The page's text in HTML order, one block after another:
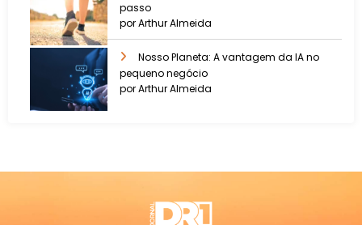
passo
por Arthur Almeida
Nosso Planeta: A vantagem da IA no
pequeno negócio
por Arthur Almeida